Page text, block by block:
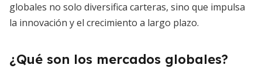
globales no solo diversifica carteras, sino que impulsa
la innovación y el crecimiento a largo plazo.
¿Qué son los mercados globales?